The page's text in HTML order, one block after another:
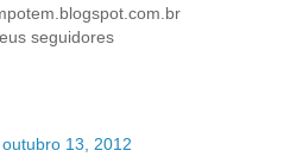
seguidores
outubro 13, 2012